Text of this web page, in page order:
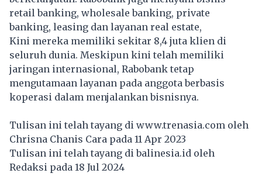
retail banking, wholesale banking, private
banking, leasing dan layanan real estate,
Kini mereka memiliki sekitar 8,4 juta klien di
seluruh dunia. Meskipun kini telah memiliki
jaringan internasional, Rabobank tetap
mengutamaan layanan pada anggota berbasis
koperasi dalam menjalankan bisnisnya.
Tulisan ini telah tayang di www.trenasia.com oleh
Chrisna Chanis Cara pada 11 Apr 2023
Tulisan ini telah tayang dibalinesia.id oleh
Redaksi pada 18 Jul 2024